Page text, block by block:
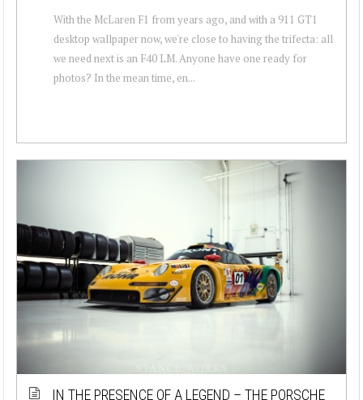
With the McLaren F1 from years ago, and with a 911 GT1
desktop wallpaper now, we're close to having the trifecta: all
we need next is an F40 LM. Anyone have one ready for
photos? In the mean time, en...
IN THE PRESENCE OF A LEGEND – THE PORSCHE